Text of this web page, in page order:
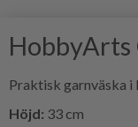
HobbyArts
Praktisk garnväska i
Höjd: 33 cm